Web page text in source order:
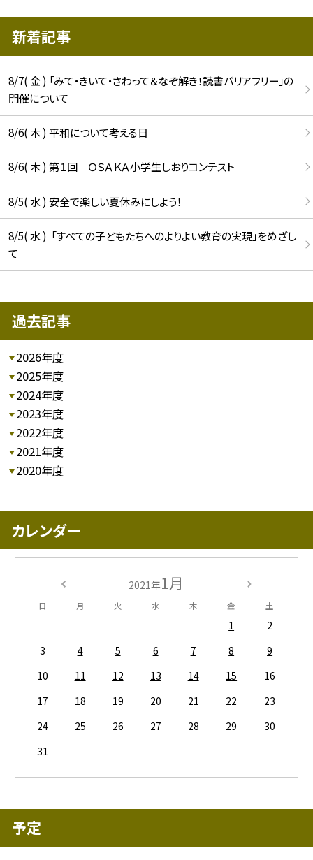
新着記事
8/7( 金 ) 「みて・きいて・さわって＆なぞ解き！読書バリアフリー」の
開催について
8/6( 木 ) 平和について考える日
8/6( 木 ) 第１回 ＯＳＡＫＡ小学生しおりコンテスト
8/5( 水 ) 安全で楽しい夏休みにしよう！
8/5( 水 ) 「すべての子どもたちへのよりよい教育の実現」をめざし
て
過去記事
2026年度
2025年度
2024年度
2023年度
2022年度
2021年度
2020年度
カレンダー
2021年1月
日 月 火 水 木 金 土
1
2
3
4 5 6 7 8
9
10
11 12 13 14 15
16
17
18 19 20 21 22
23
24
25 26 27 28 29
30
31
予定